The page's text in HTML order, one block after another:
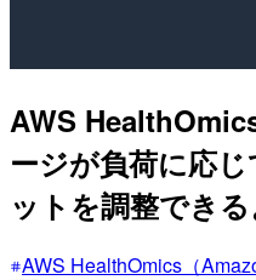
AWS
ージが負荷に応
ットを調整でき
AWS HealthOmics（